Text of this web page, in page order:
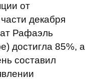
от
декабря
Рафаэль
достигла 85%, а
составил